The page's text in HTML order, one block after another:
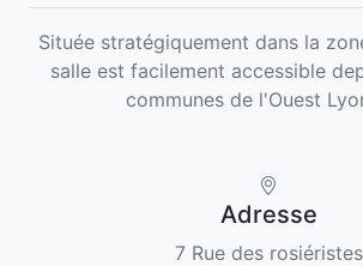
Située stratégiquement dans la
salle est facilement accessible
communes de l'Ouest
Adresse
7 Rue des rosiéristes